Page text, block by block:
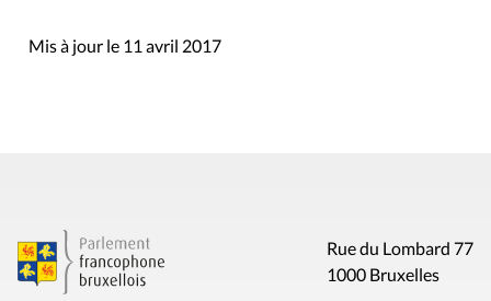
Mis à jour le 11 avril 2017
Rue du Lombard 77
1000 Bruxelles